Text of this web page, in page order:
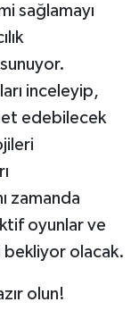
sağlamayı
inceleyip,
edebilecek
zamanda
oyunlar ve
olacak.
olun!